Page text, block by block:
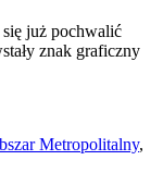
już pochwalić
znak graficzny
Metropolitalny,